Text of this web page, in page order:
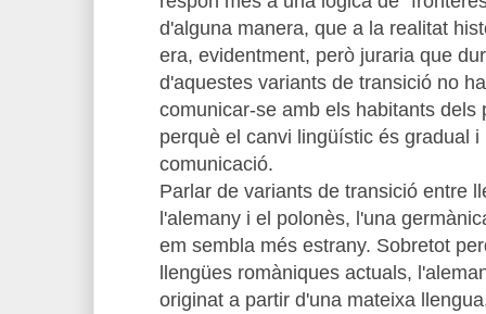
d'alguna manera, que a la realitat
era, evidentment, però juraria que
d'aquestes variants de transició no
comunicar-se amb els habitants dels
perquè el canvi lingüístic és gradual
comunicació.
Parlar de variants de transició entre
l'alemany i el polonès, l'una
em sembla més estrany. Sobretot
llengües romàniques actuals,
originat a partir d'una mateixa